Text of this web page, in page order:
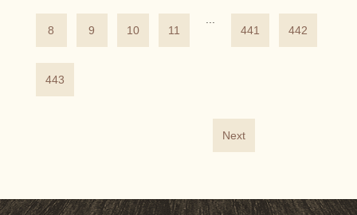
8 9 10 11
...
441
442
443
Next